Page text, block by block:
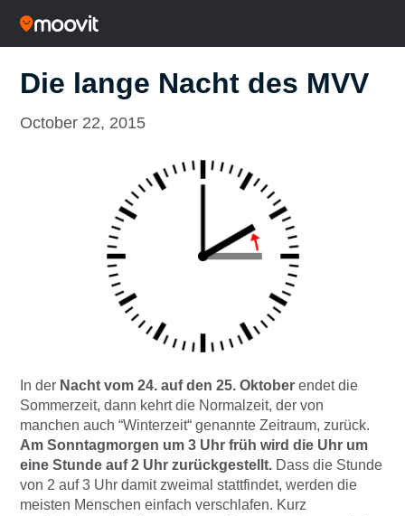
Die lange Nacht des MVV
October 22, 2015
In der Nacht vom 24. auf den 25. Oktober endet die
Sommerzeit, dann kehrt die Normalzeit, der von
manchen auch “Winterzeit“ genannte Zeitraum, zurück.
Am Sonntagmorgen um 3 Uhr früh wird die Uhr um
eine Stunde auf 2 Uhr zurückgestellt. Dass die Stunde
von 2 auf 3 Uhr damit zweimal stattfindet, werden die
meisten Menschen einfach verschlafen. Kurz